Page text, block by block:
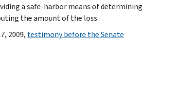
a safe-harbor means of determining
the amount of the loss.
2009, testimony before the Senate